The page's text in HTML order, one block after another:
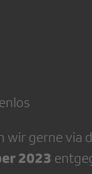
wir gerne via
2023